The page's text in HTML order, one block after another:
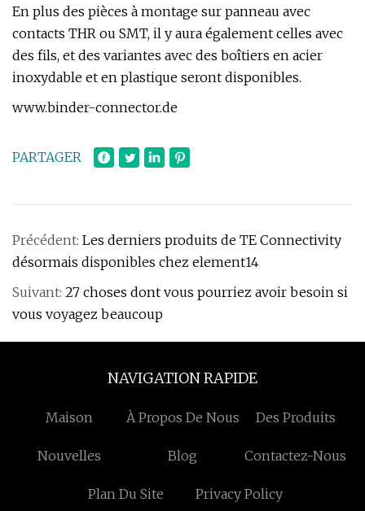
En plus des pièces à montage sur panneau avec
contacts THR ou SMT, il y aura également celles avec
des fils, et des variantes avec des boîtiers en acier
inoxydable et en plastique seront disponibles.
www.binder-connector.de
PARTAGER
Précédent: Les derniers produits de TE Connectivity
désormais disponibles chez element14
Suivant: 27 choses dont vous pourriez avoir besoin si
vous voyagez beaucoup
NAVIGATION RAPIDE
Maison À Propos De Nous Des Produits
Nouvelles Blog Contactez-Nous
Plan Du Site Privacy Policy